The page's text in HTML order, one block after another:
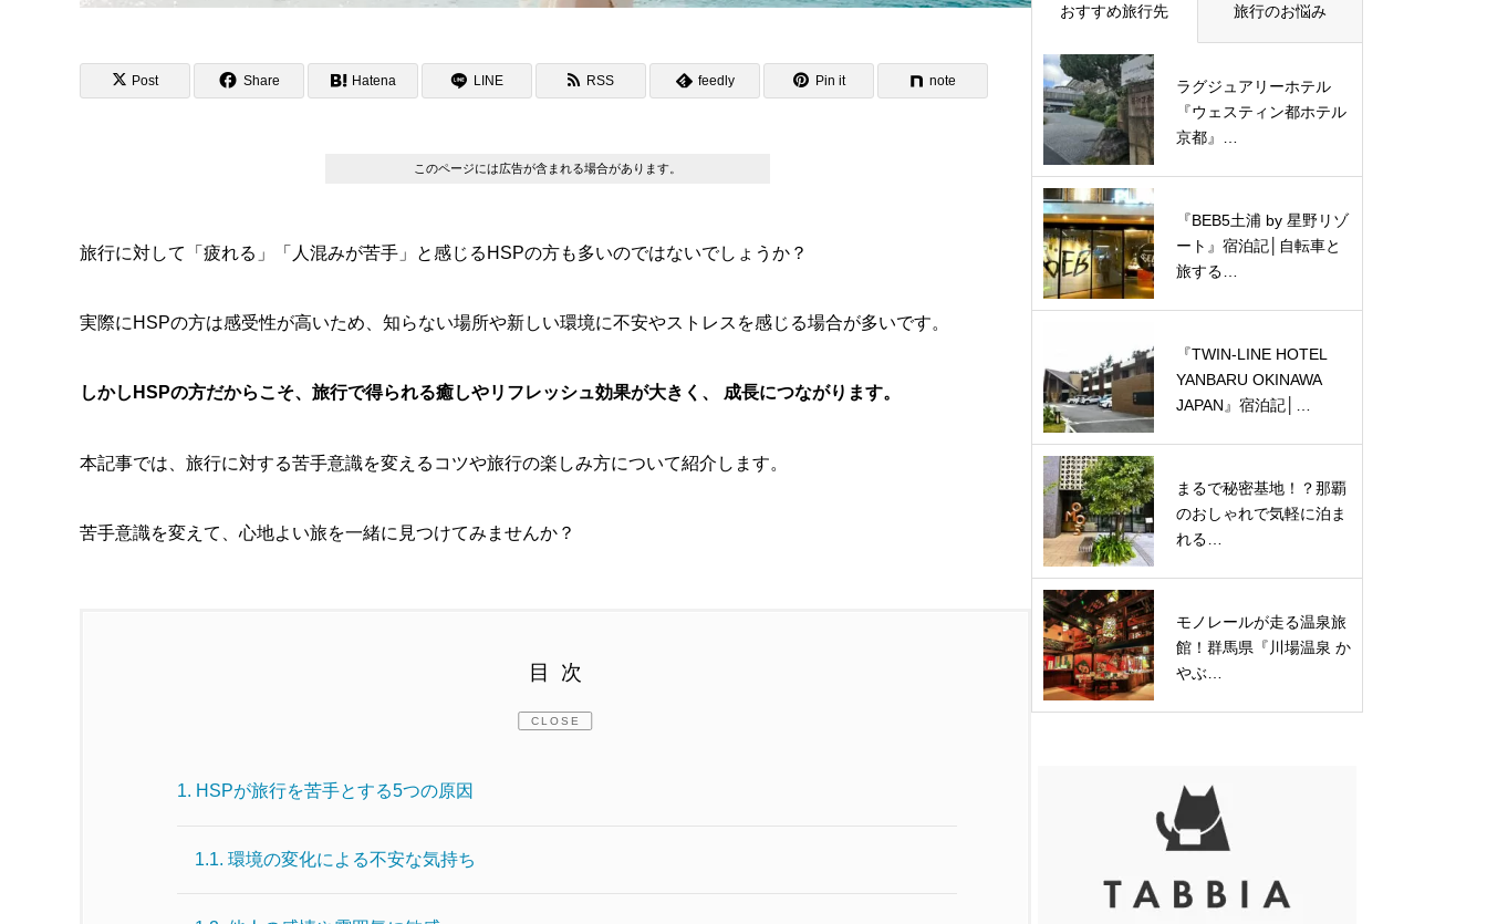
Post Share Hatena LINE RSS feedly Pin it note
このページには広告が含まれる場合があります。
旅行に対して「疲れる」「人混みが苦手」と感じるHSPの方も多いのではないでしょうか？
実際にHSPの方は感受性が高いため、知らない場所や新しい環境に不安やストレスを感じる場合が多いです。
しかしHSPの方だからこそ、旅行で得られる癒しやリフレッシュ効果が大きく、 成長につながります。
本記事では、旅行に対する苦手意識を変えるコツや旅行の楽しみ方について紹介します。
苦手意識を変えて、心地よい旅を一緒に見つけてみませんか？
目次
CLOSE
1. HSPが旅行を苦手とする5つの原因
1.1. 環境の変化による不安な気持ち
おすすめ旅行先 旅行のお悩み
ラグジュアリーホテル
『ウェスティン都ホテル
京都』…
『BEB5土浦 by 星野リゾ
ート』宿泊記│自転車と
旅する…
『TWIN-LINE HOTEL
YANBARU OKINAWA
JAPAN』宿泊記│…
まるで秘密基地！？那覇
のおしゃれで気軽に泊ま
れる…
モノレールが走る温泉旅
館！群馬県『川場温泉 か
やぶ…